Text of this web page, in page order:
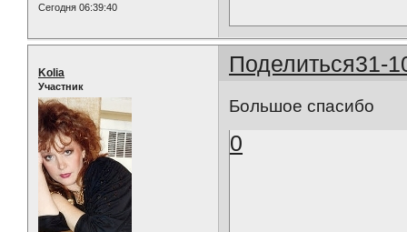
Сегодня 06:39:40
Поделиться31-
Kolia
Участник
Большое спасибо
0